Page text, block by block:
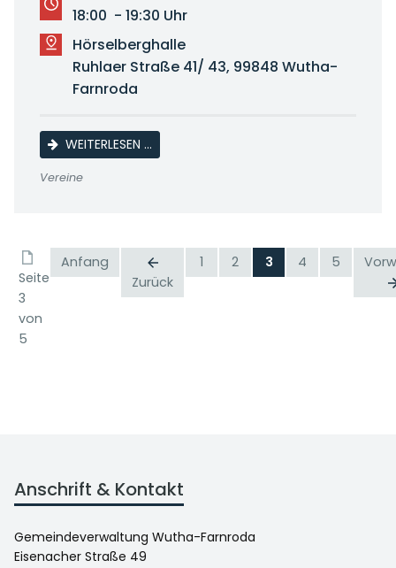
18:00 - 19:30 Uhr
Hörselberghalle
Ruhlaer Straße 41/ 43, 99848 Wutha-
Farnroda
WEITERLESEN …HEIMSPIEL 1. MÄNNER
Vereine
Seite
3
von
5
Anfang
Zurück
1 2 3 4 5
Anschrift & Kontakt
Gemeindeverwaltung Wutha-Farnroda
Eisenacher Straße 49